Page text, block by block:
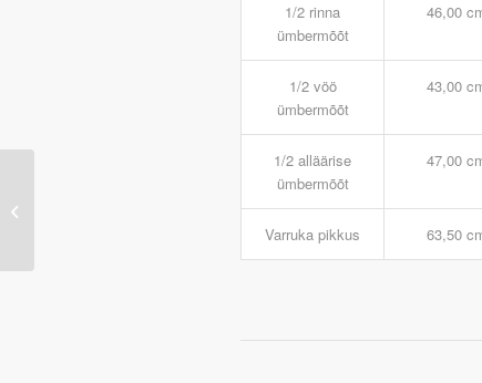
1/2 rinna
ümbermõõt
46,00
1/2 vöö
ümbermõõt
43,00
1/2 alläärise
ümbermõõt
47,00
Varruka pikkus 63,50